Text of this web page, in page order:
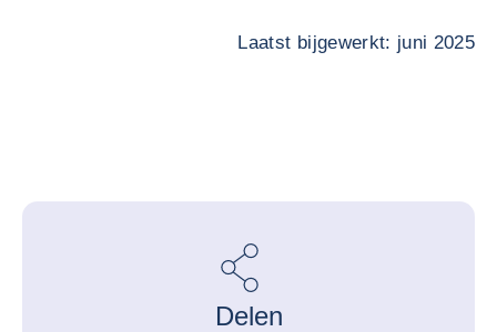
Laatst bijgewerkt: juni 2025
Delen